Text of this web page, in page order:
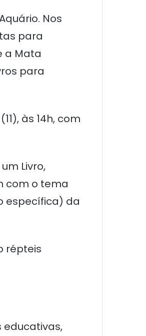
Nos
para
a Mata
para
às 14h, com
Livro,
com o tema
específica) da
répteis
educativas,